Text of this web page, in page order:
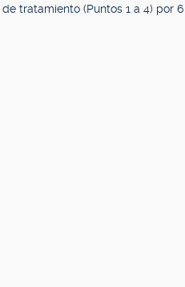
tratamiento (Puntos 1 a 4) por 6